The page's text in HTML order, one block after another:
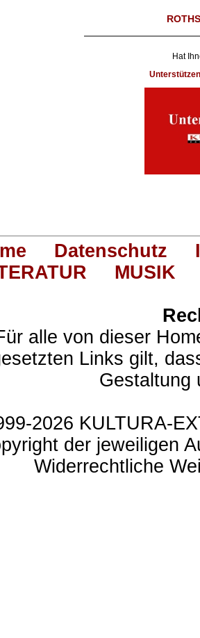
Hat
Datenschutz
MUSIK
alle von dieser
Links gilt,
Gestaltung
2026 KULTURA-
der jeweiligen
Widerrechtliche